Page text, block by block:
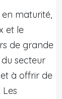
maturité,
et le
de grande
secteur
à offrir de